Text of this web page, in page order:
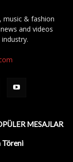
music & fashion
and videos
MESAJLAR
Töreni